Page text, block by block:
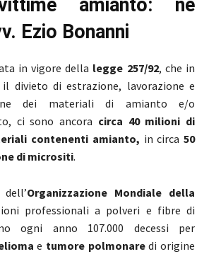
amianto: ne
Ezio Bonanni
in vigore della legge 257/92, che in
divieto di estrazione, lavorazione e
dei materiali di amianto e/o
ci sono ancora circa 40 milioni di
contenenti amianto, in circa50
di micrositi.
Organizzazione Mondiale della
professionali a polveri e fibre di
ogni anno 107.000 decessi per
e tumore polmonaredi origine